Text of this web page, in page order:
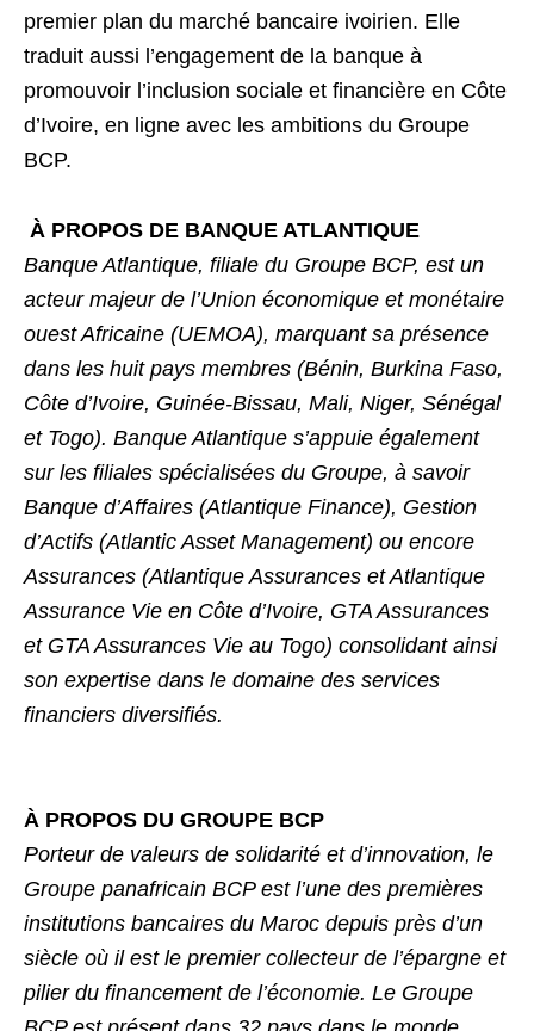
premier plan du marché bancaire ivoirien. Elle
traduit aussi l’engagement de la banque à
promouvoir l’inclusion sociale et financière en Côte
d’Ivoire, en ligne avec les ambitions du Groupe
BCP.
À PROPOS DE BANQUE ATLANTIQUE
Banque Atlantique, filiale du Groupe BCP, est un
acteur majeur de l’Union économique et monétaire
ouest Africaine (UEMOA), marquant sa présence
dans les huit pays membres (Bénin, Burkina Faso,
Côte d’Ivoire, Guinée-Bissau, Mali, Niger, Sénégal
et Togo). Banque Atlantique s’appuie également
sur les filiales spécialisées du Groupe, à savoir
Banque d’Affaires (Atlantique Finance), Gestion
d’Actifs (Atlantic Asset Management) ou encore
Assurances (Atlantique Assurances et Atlantique
Assurance Vie en Côte d’Ivoire, GTA Assurances
et GTA Assurances Vie au Togo) consolidant ainsi
son expertise dans le domaine des services
financiers diversifiés.
À PROPOS DU GROUPE BCP
Porteur de valeurs de solidarité et d’innovation, le
Groupe panafricain BCP est l’une des premières
institutions bancaires du Maroc depuis près d’un
siècle où il est le premier collecteur de l’épargne et
pilier du financement de l’économie. Le Groupe